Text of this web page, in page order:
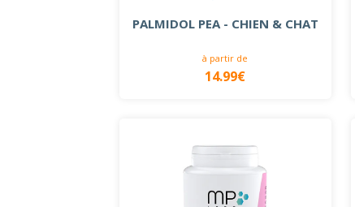
PALMIDOL PEA - CHIEN & CHAT
à partir de
14.99€